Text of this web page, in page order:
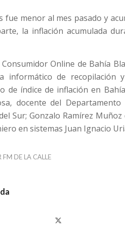
fue menor al mes pasado y
la inflación acumulada
Online de Bahía
informático de recopilación
de índice de inflación en
docente del Departamento
Sur; Gonzalo Ramírez
en sistemas Juan Ignacio
FM DE LA CALLE